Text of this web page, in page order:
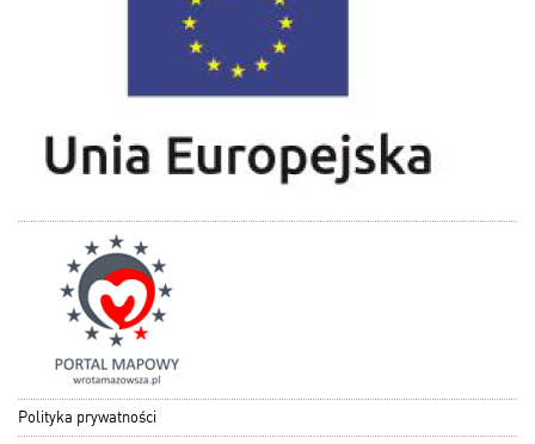
Polityka prywatności